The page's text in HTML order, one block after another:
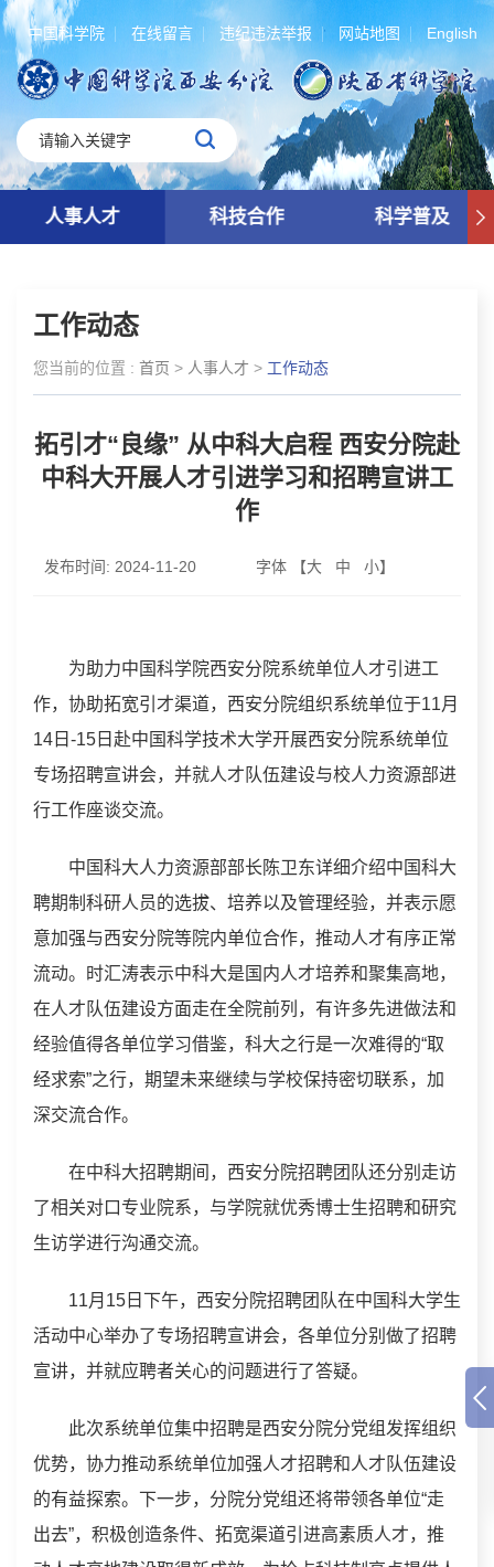
中国科学院 在线留言 违纪违法举报 网站地图 English
人事人才 科技合作 科学普及
工作动态
您当前的位置 : 首页 > 人事人才 > 工作动态
拓引才“良缘” 从中科大启程 西安分院赴
中科大开展人才引进学习和招聘宣讲工
作
发布时间: 2024-11-20 字体 【大 中 小】
为助力中国科学院西安分院系统单位人才引进工
作，协助拓宽引才渠道，西安分院组织系统单位于11月
14日-15日赴中国科学技术大学开展西安分院系统单位
专场招聘宣讲会，并就人才队伍建设与校人力资源部进
行工作座谈交流。
中国科大人力资源部部长陈卫东详细介绍中国科大
聘期制科研人员的选拔、培养以及管理经验，并表示愿
意加强与西安分院等院内单位合作，推动人才有序正常
流动。时汇涛表示中科大是国内人才培养和聚集高地，
在人才队伍建设方面走在全院前列，有许多先进做法和
经验值得各单位学习借鉴，科大之行是一次难得的“取
经求索”之行，期望未来继续与学校保持密切联系，加
深交流合作。
在中科大招聘期间，西安分院招聘团队还分别走访
了相关对口专业院系，与学院就优秀博士生招聘和研究
生访学进行沟通交流。
11月15日下午，西安分院招聘团队在中国科大学生
活动中心举办了专场招聘宣讲会，各单位分别做了招聘
宣讲，并就应聘者关心的问题进行了答疑。
此次系统单位集中招聘是西安分院分党组发挥组织
优势，协力推动系统单位加强人才招聘和人才队伍建设
的有益探索。下一步，分院分党组还将带领各单位“走
出去”，积极创造条件、拓宽渠道引进高素质人才，推